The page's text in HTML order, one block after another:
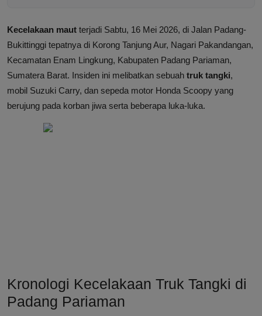
Kecelakaan maut terjadi Sabtu, 16 Mei 2026, di Jalan Padang-
Bukittinggi tepatnya di Korong Tanjung Aur, Nagari Pakandangan,
Kecamatan Enam Lingkung, Kabupaten Padang Pariaman,
Sumatera Barat. Insiden ini melibatkan sebuah truk tangki,
mobil Suzuki Carry, dan sepeda motor Honda Scoopy yang
berujung pada korban jiwa serta beberapa luka-luka.
Kronologi Kecelakaan Truk Tangki di
Padang Pariaman